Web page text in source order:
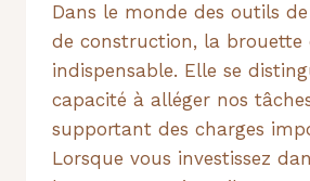
Dans le monde des outils
de construction, la brouette
indispensable. Elle se
capacité à alléger nos
supportant des charges
Lorsque vous investissez